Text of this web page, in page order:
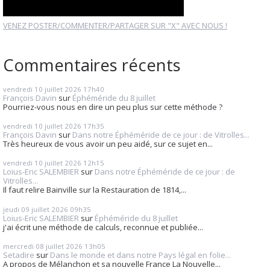
VENEZ POSTER/COMMENTER/PARTAGER SUR "X" AVEC NOUS !
Commentaires récents
vendredi 10 juillet 2026 17h40
François Davin sur Éphéméride du 8 juillet
Pourriez-vous nous en dire un peu plus sur cette méthode ?
vendredi 10 juillet 2026 17h35
François Davin sur Dans notre Éphéméride de ce jour : de Vitrolles...
Très heureux de vous avoir un peu aidé, sur ce sujet en...
vendredi 10 juillet 2026 12h15
Loius-Eric SALEMBIER sur Dans notre Éphéméride de ce jour : de
Vitrolles...
Il faut relire Bainville sur la Restauration de 1814,...
jeudi 09 juillet 2026 09h35
Loius-Eric SALEMBIER sur Éphéméride du 8 juillet
j'ai écrit une méthode de calculs, reconnue et publiée...
mercredi 08 juillet 2026 13h05
Setadire sur Dans le monde et dans notre Pays légal en folie...
A propos de Mélanchon et sa nouvelle France La Nouvelle...